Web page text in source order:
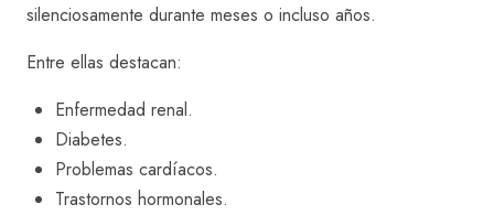
silenciosamente durante meses o incluso años.
Entre ellas destacan:
Enfermedad renal.
Diabetes.
Problemas cardíacos.
Trastornos hormonales.